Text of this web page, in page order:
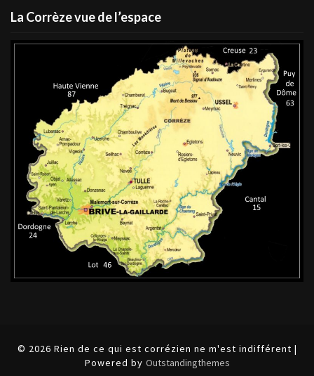
La Corrèze vue de l’espace
© 2026 Rien de ce qui est corrézien ne m'est indifférent |
Powered by Outstandingthemes